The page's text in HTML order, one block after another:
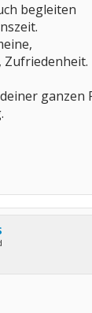
begleiten
Zufriedenheit.
ganzen